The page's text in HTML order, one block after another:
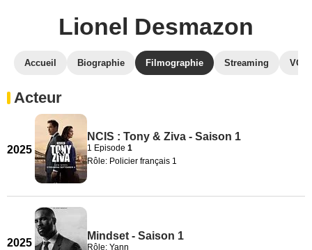
Lionel Desmazon
Accueil Biographie Filmographie Streaming
Acteur
2025
NCIS : Tony & Ziva - Saison 1
1 Episode 1
Rôle: Policier français 1
2025
Mindset - Saison 1
Rôle: Yann